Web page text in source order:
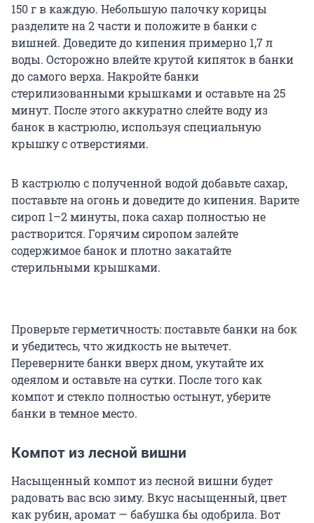
150 г в каждую. Небольшую палочку корицы
разделите на 2 части и положите в банки с
вишней. Доведите до кипения примерно 1,7 л
воды. Осторожно влейте крутой кипяток в банки
до самого верха. Накройте банки
стерилизованными крышками и оставьте на 25
минут. После этого аккуратно слейте воду из
банок в кастрюлю, используя специальную
крышку с отверстиями.
В кастрюлю с полученной водой добавьте сахар,
поставьте на огонь и доведите до кипения. Варите
сироп 1–2 минуты, пока сахар полностью не
растворится. Горячим сиропом залейте
содержимое банок и плотно закатайте
стерильными крышками.
Проверьте герметичность: поставьте банки на бок
и убедитесь, что жидкость не вытечет.
Переверните банки вверх дном, укутайте их
одеялом и оставьте на сутки. После того как
компот и стекло полностью остынут, уберите
банки в темное место.
Компот из лесной вишни
Насыщенный компот из лесной вишни будет
радовать вас всю зиму. Вкус насыщенный, цвет
как рубин, аромат — бабушка бы одобрила. Вот